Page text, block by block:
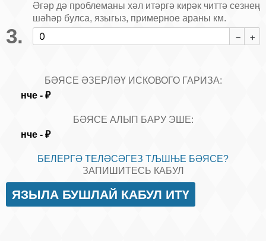
Әгәр дә проблеманы хәл итәргә кирәк читтә сезнең
шәһәр булса, языгыз, примерное араны км.
БӘЯСЕ ӘЗЕРЛӘҮ ИСКОВОГО ГАРИЗА:
нче - ₽
БӘЯСЕ АЛЫП БАРУ ЭШЕ:
нче - ₽
БЕЛЕРГӘ ТЕЛӘСӘГЕЗ ТЉШЊЕ БӘЯСЕ?
ЗАПИШИТЕСЬ КАБУЛ
ЯЗЫЛА БУШЛАЙ КАБУЛ ИТҮ